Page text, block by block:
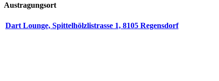
Austragungsort
Dart Lounge, Spittelhölzlistrasse 1, 8105 Regensdorf